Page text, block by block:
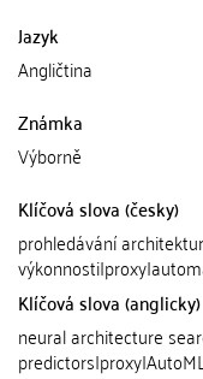
Jazyk
Angličtina
Známka
Výborně
Klíčová slova (česky)
prohledávání
Klíčová slova (anglicky)
neural architecture